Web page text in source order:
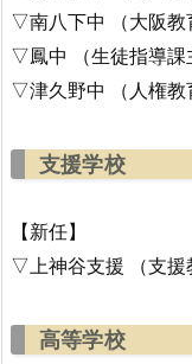
▽南八下中 （大阪
▽鳳中 （生徒指導
▽津久野中 （人権
支援学校
【新任】
▽上神谷支援 （支
高等学校